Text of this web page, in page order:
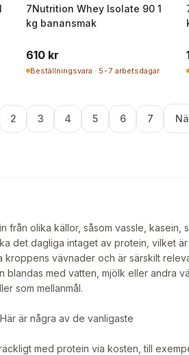
7Nutrition Whey Isolate 90 1
kg banansmak
610 kr
Beställningsvara · 5-7 arbetsdagar
2 3 4 5 6 7
från olika källor, såsom vassle, kasein,
det dagliga intaget av protein, vilket
vävnader och är särskilt
med vatten, mjölk eller andra
som mellanmål.
är några av de vanligaste
med protein via kosten, till